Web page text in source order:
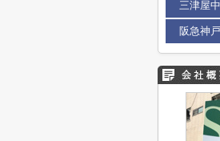
三津屋中
阪急神